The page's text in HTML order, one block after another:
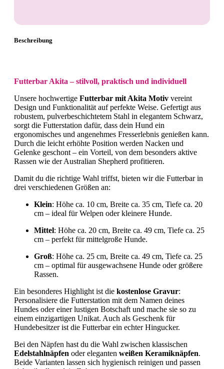
Beschreibung
Futterbar Akita – stilvoll, praktisch und individuell
Unsere hochwertige Futterbar mit Akita Motiv vereint
Design und Funktionalität auf perfekte Weise. Gefertigt aus
robustem, pulverbeschichtetem Stahl in elegantem Schwarz,
sorgt die Futterstation dafür, dass dein Hund ein
ergonomisches und angenehmes Fresserlebnis genießen kann.
Durch die leicht erhöhte Position werden Nacken und
Gelenke geschont – ein Vorteil, von dem besonders aktive
Rassen wie der Australian Shepherd profitieren.
Damit du die richtige Wahl triffst, bieten wir die Futterbar in
drei verschiedenen Größen an:
Klein: Höhe ca. 10 cm, Breite ca. 35 cm, Tiefe ca. 20
cm – ideal für Welpen oder kleinere Hunde.
Mittel: Höhe ca. 20 cm, Breite ca. 49 cm, Tiefe ca. 25
cm – perfekt für mittelgroße Hunde.
Groß: Höhe ca. 25 cm, Breite ca. 49 cm, Tiefe ca. 25
cm – optimal für ausgewachsene Hunde oder größere
Rassen.
Ein besonderes Highlight ist die kostenlose Gravur:
Personalisiere die Futterstation mit dem Namen deines
Hundes oder einer lustigen Botschaft und mache sie so zu
einem einzigartigen Unikat. Auch als Geschenk für
Hundebesitzer ist die Futterbar ein echter Hingucker.
Bei den Näpfen hast du die Wahl zwischen klassischen
Edelstahlnäpfen oder eleganten weißen Keramiknäpfen.
Beide Varianten lassen sich hygienisch reinigen und passen